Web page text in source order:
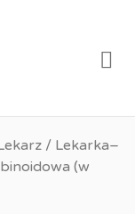
/ Lekarka–
(w